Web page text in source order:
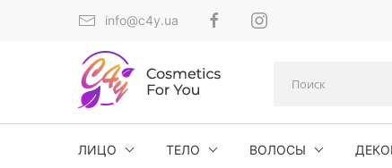
info@c4y.ua
ЛИЦО ТЕЛО ВОЛОСЫ